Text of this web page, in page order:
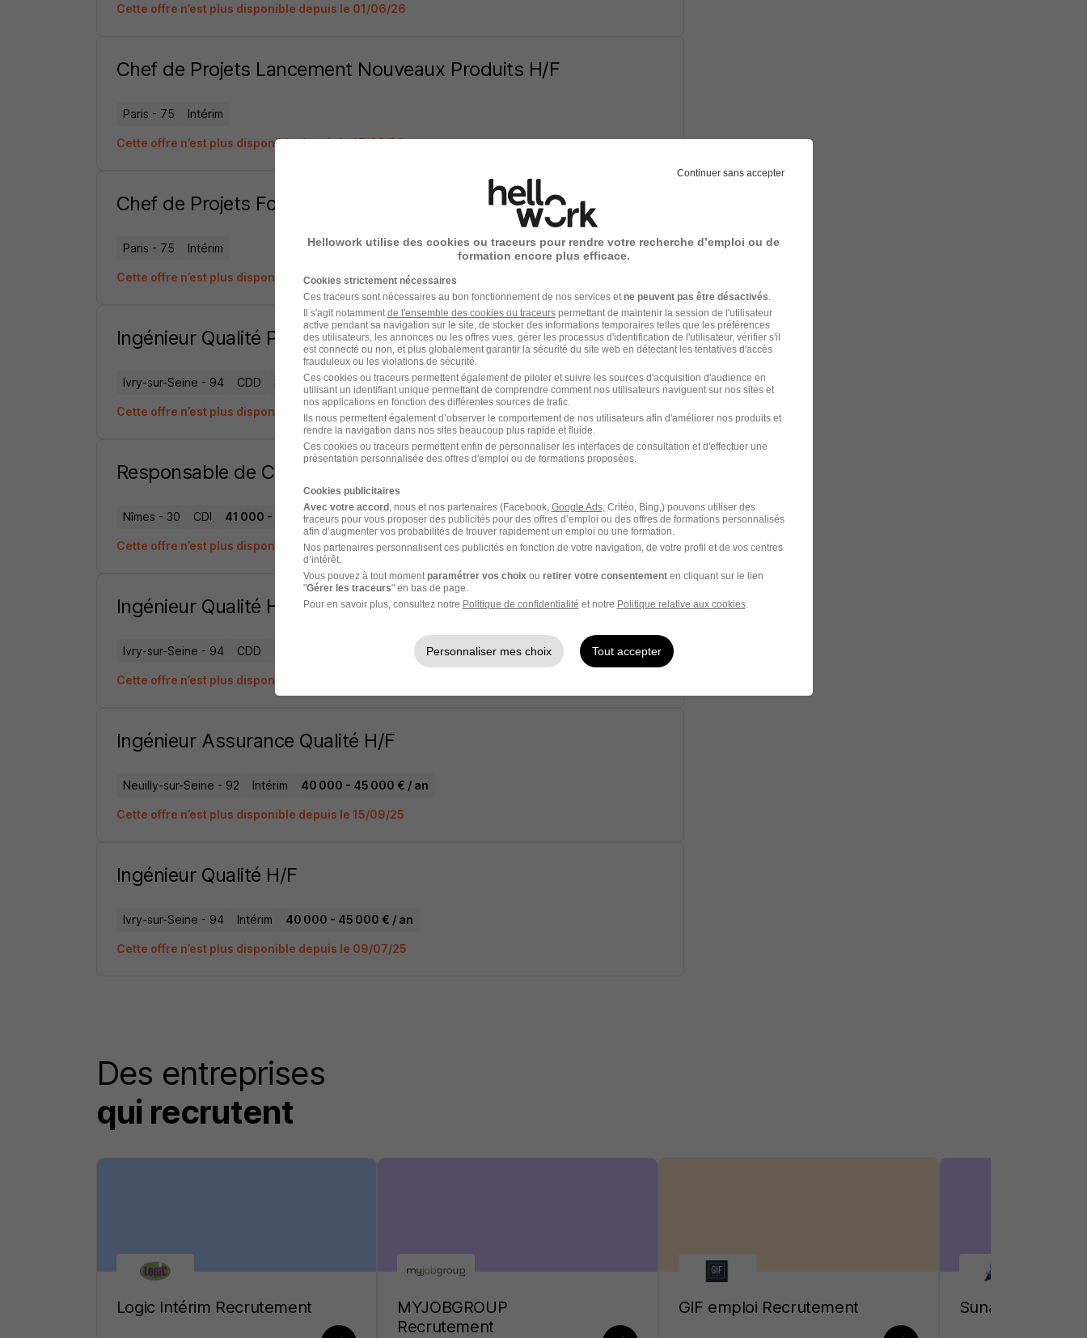
Cette offre n’est plus disponible depuis le 01/06/26
Chef de Projets Lancement Nouveaux Produits H/F
Paris - 75 Intérim
Cette offre n’est plus disponible depuis le 17/02/26
Chef de Projets Formulation Cosmétique H/F
Paris - 75 Intérim
Cette offre n’est plus disponible depuis le 17/02/26
Ingénieur Qualité Produits H/F
Ivry-sur-Seine - 94 CDD 39 000 - 44 000 € / an
Cette offre n’est plus disponible depuis le 06/02/26
Responsable de Chai H/F
Nîmes - 30 CDI 41 000 - 45 000 € / an
Cette offre n’est plus disponible depuis le 27/11/25
Ingénieur Qualité H/F
Ivry-sur-Seine - 94 CDD
Cette offre n’est plus disponible depuis le 22/09/25
Ingénieur Assurance Qualité H/F
Neuilly-sur-Seine - 92 Intérim 40 000 - 45 000 € / an
Cette offre n’est plus disponible depuis le 15/09/25
Ingénieur Qualité H/F
Ivry-sur-Seine - 94 Intérim 40 000 - 45 000 € / an
Cette offre n’est plus disponible depuis le 09/07/25
Des entreprises
qui recrutent
Logic Intérim Recrutement
MYJOBGROUP
Recrutement
GIF emploi Recrutement Sunapsis
Continuer sans accepter
Hellowork utilise des cookies ou traceurs pour rendre votre recherche d’emploi ou de
formation encore plus efficace.
Cookies strictement nécessaires
Ces traceurs sont nécessaires au bon fonctionnement de nos services et ne peuvent pas être désactivés
Il s'agit notamment de l'ensemble des cookies ou traceurspermettant de maintenir la session de l'utilisateur
active pendant sa navigation sur le site, de stocker des informations temporaires telles que les préférences
des utilisateurs, les annonces ou les offres vues, gérer les processus d'identification de l'utilisateur, vérifier s'il
est connecté ou non, et plus globalement garantir la sécurité du site web en détectant les tentatives d'accès
frauduleux ou les violations de sécurité.
Ces cookies ou traceurs permettent également de piloter et suivre les sources d'acquisition d'audience en
utilisant un identifiant unique permettant de comprendre comment nos utilisateurs naviguent sur nos sites et
nos applications en fonction des différentes sources de trafic.
Ils nous permettent également d’observer le comportement de nos utilisateurs afin d'améliorer nos produits et
rendre la navigation dans nos sites beaucoup plus rapide et fluide.
Ces cookies ou traceurs permettent enfin de personnaliser les interfaces de consultation et d'effectuer une
présentation personnalisée des offres d'emploi ou de formations proposées.
Cookies publicitaires
Avec votre accord, nous et nos partenaires (Facebook, Google Ads, Critéo, Bing,) pouvons utiliser des
traceurs pour vous proposer des publicités pour des offres d’emploi ou des offres de formations personnalisés
afin d’augmenter vos probabilités de trouver rapidement un emploi ou une formation.
Nos partenaires personnalisent ces publicités en fonction de votre navigation, de votre profil et de vos centres
d’intérêt.
Vous pouvez à tout moment paramétrer vos choix ou retirer votre consentementen cliquant sur le lien
"Gérer les traceurs" en bas de page.
Pour en savoir plus, consultez notre Politique de confidentialité et notre Politique relative aux cookies.
Personnaliser mes choix Tout accepter